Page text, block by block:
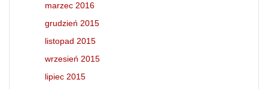
marzec 2016
grudzień 2015
listopad 2015
wrzesień 2015
lipiec 2015